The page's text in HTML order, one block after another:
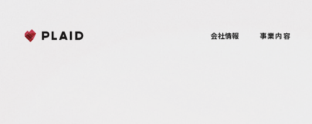
会社情報 事業内容